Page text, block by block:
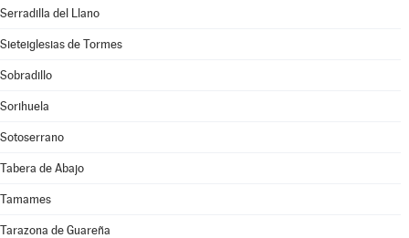
Serradilla del Llano
Sieteiglesias de Tormes
Sobradillo
Sorihuela
Sotoserrano
Tabera de Abajo
Tamames
Tarazona de Guareña